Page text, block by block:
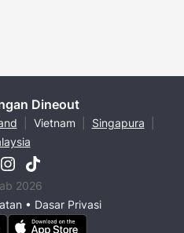
Dineout
Vietnam Singapura
2026
• Dasar Privasi